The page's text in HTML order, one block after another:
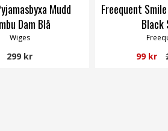
Mudd
Dam Blå
Wiges
299 kr
Freequent
Black
99 kr